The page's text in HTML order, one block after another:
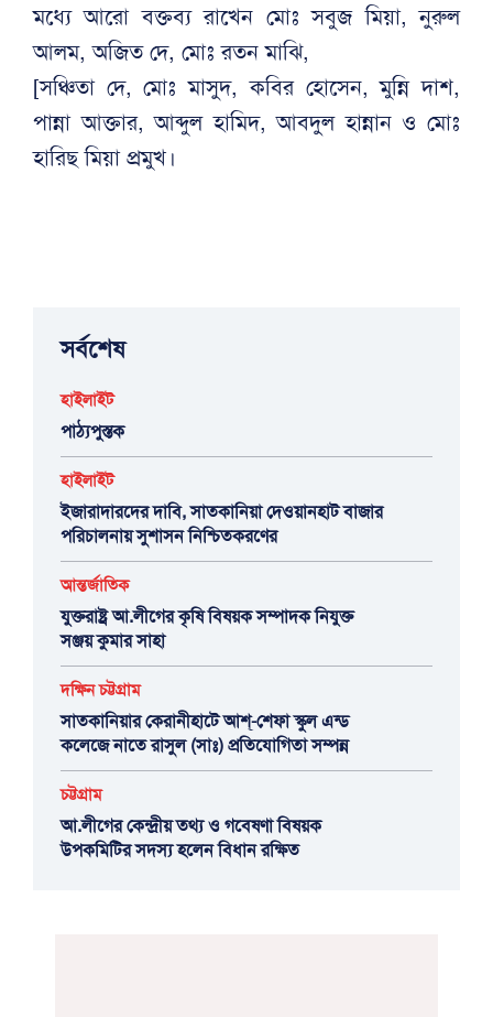
মধ্যে আরো বক্তব্য রাখেন মোঃ সবুজ মিয়া, নুরুল
আলম, অজিত দে, মোঃ রতন মাঝি,
[সঞ্চিতা দে, মোঃ মাসুদ, কবির হোসেন, মুন্নি দাশ,
পান্না আক্তার, আব্দুল হামিদ, আবদুল হান্নান ও মোঃ
হারিছ মিয়া প্রমুখ।
সর্বশেষ
হাইলাইট
পাঠ্যপুস্তক
হাইলাইট
ইজারাদারদের দাবি, সাতকানিয়া দেওয়ানহাট বাজার
পরিচালনায় সুশাসন নিশ্চিতকরণের
আন্তর্জাতিক
যুক্তরাষ্ট্র আ.লীগের কৃষি বিষয়ক সম্পাদক নিযুক্ত
সঞ্জয় কুমার সাহা
দক্ষিন চট্টগ্রাম
সাতকানিয়ার কেরানীহাটে আশ্-শেফা স্কুল এন্ড
কলেজে নাতে রাসুল (সাঃ) প্রতিযোগিতা সম্পন্ন
চট্টগ্রাম
আ.লীগের কেন্দ্রীয় তথ্য ও গবেষণা বিষয়ক
উপকমিটির সদস্য হলেন বিধান রক্ষিত